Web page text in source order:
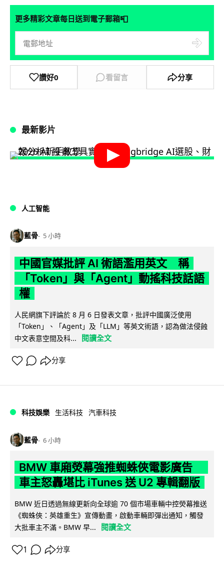
更多精彩文章每日送到電子郵箱📮
讚好0 看留言 分享
最新影片
人工智能
藍骨 5 小時
中國官媒批評 AI 術語濫用英文 稱
「Token」與「Agent」動搖科技話語
權
人民網旗下評論於 8 月 6 日發表文章，批評中國廣泛使用
「Token」、「Agent」及「LLM」等英文術語，認為做法侵蝕
中文表意空間及科...
閱讀全文
分享
科技娛樂 生活科技 汽車科技
藍骨 6 小時
BMW 車廂熒幕強推蜘蛛俠電影廣告
車主怒轟堪比 iTunes 送 U2 專輯翻版
BMW 近日透過無線更新向全球逾 70 個市場車輛中控熒幕推送
《蜘蛛俠：英雄重生》宣傳動畫，啟動車輛即彈出通知，觸發
大批車主不滿。BMW 早...
閱讀全文
1 分享